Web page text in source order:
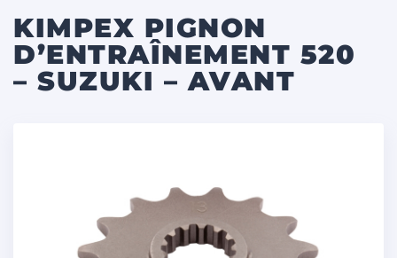
KIMPEX PIGNON
D’ENTRAÎNEMENT 520
– SUZUKI – AVANT